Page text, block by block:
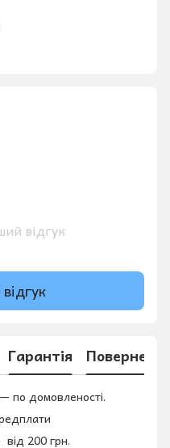
відгук
Гарантія
по домовленості.
200 грн.